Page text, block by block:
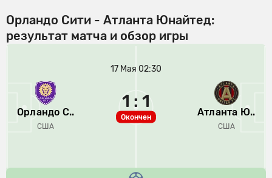
Орландо Сити - Атланта Юнайтед:
результат матча и обзор игры
Орландо С..
США
17 Мая 02:30
Окончен
1 : 1
Атланта Ю..
США